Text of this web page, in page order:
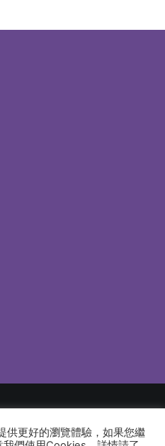
Seminary. All rights reserved
供更好的瀏覽體驗，如果您繼